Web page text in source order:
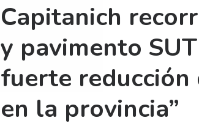
Capitanich
y pavimento
fuerte
en la provincia”